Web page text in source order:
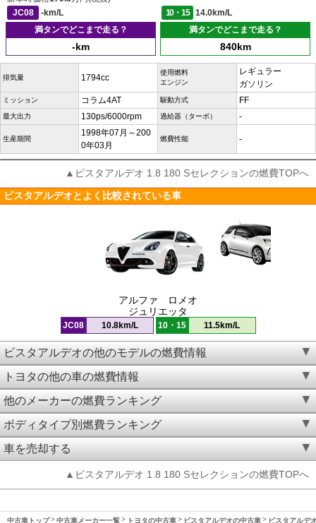
JC08
-km/L 10・15
14.0km/L
満タンでどこまで走る？
-km
満タンでどこまで走る？
840km
排気量 1794cc
使用燃料
エンジン
レギュラー
ガソリン
ミッション コラム4AT 駆動方式 FF
最大出力 130ps/6000rpm 過給器（ターボ） -
生産期間
1998年07月～200
0年03月
燃費性能 -
▲ビスタアルデオ 1.8 180 Sセレクションの燃費TOPへ
ビスタアルデオとよく比較されている車
アルファ ロメオ
ジュリエッタ
JC08 10.8km/L 10・15 11.5km/L
ビスタアルデオの他のモデルの燃費情報
トヨタの他の車の燃費情報
他のメーカーの燃費ランキング
ボディタイプ別燃費ランキング
車を売却する
▲ビスタアルデオ 1.8 180 Sセレクションの燃費TOPへ
中古車トップ 中古車メーカー一覧 トヨタの中古車 ビスタアルデオの中古車 ビスタアルデ